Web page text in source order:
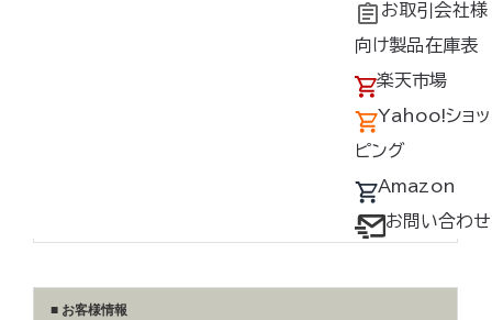
ョン
会社概要
会社沿革
アクセス
採用情報
よくあるご質問
不要なバッテリー
の回収について
デバイス・ファン
オプション対応表
取扱説明書ダウ
ンロードサービス
購入方法
お取引会社様
向け製品在庫表
楽天市場
Yahoo!ショッ
ピング
Amazon
お問い合わせ